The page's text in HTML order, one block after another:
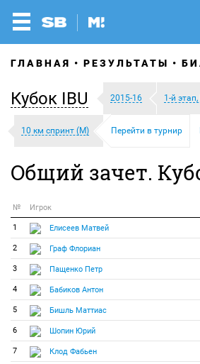
ГЛАВНАЯ РЕЗУЛЬТАТЫ
Кубок IBU 2015-16 1-й
10 км спринт (М) Перейти в турнир
Общий зачет.
№ Игрок
1 Елисеев Матвей
2 Граф Флориан
3 Пащенко Петр
4 Бабиков Антон
5 Бишль Маттиас
6 Шопин Юрий
7 Клод Фабьен